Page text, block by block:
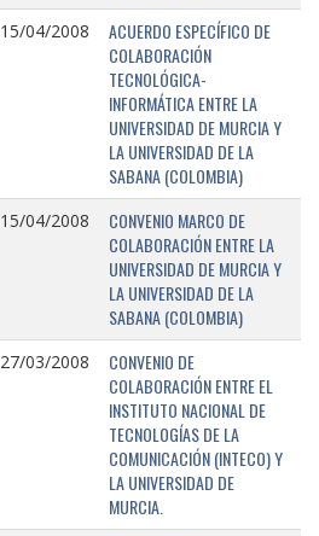
15/04/2008
ACUERDO ESPECÍFICO DE
COLABORACIÓN
TECNOLÓGICA-
INFORMÁTICA ENTRE LA
UNIVERSIDAD DE MURCIA Y
LA UNIVERSIDAD DE LA
SABANA (COLOMBIA)
15/04/2008
CONVENIO MARCO DE
COLABORACIÓN ENTRE LA
UNIVERSIDAD DE MURCIA Y
LA UNIVERSIDAD DE LA
SABANA (COLOMBIA)
27/03/2008
CONVENIO DE
COLABORACIÓN ENTRE EL
INSTITUTO NACIONAL DE
TECNOLOGÍAS DE LA
COMUNICACIÓN (INTECO) Y
LA UNIVERSIDAD DE
MURCIA.